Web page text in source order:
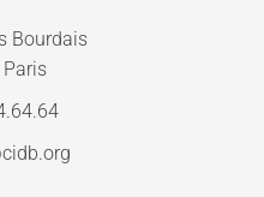
Bourdais